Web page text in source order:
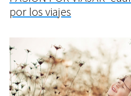
por los viajes